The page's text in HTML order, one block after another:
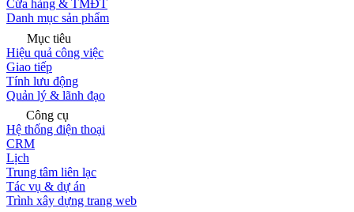
Cửa hàng & TMĐT
Danh mục sản phẩm
Mục tiêu
Hiệu quả công việc
Giao tiếp
Tính lưu động
Quản lý & lãnh đạo
Công cụ
Hệ thống điện thoại
CRM
Lịch
Trung tâm liên lạc
Tác vụ & dự án
Trình xây dựng trang web